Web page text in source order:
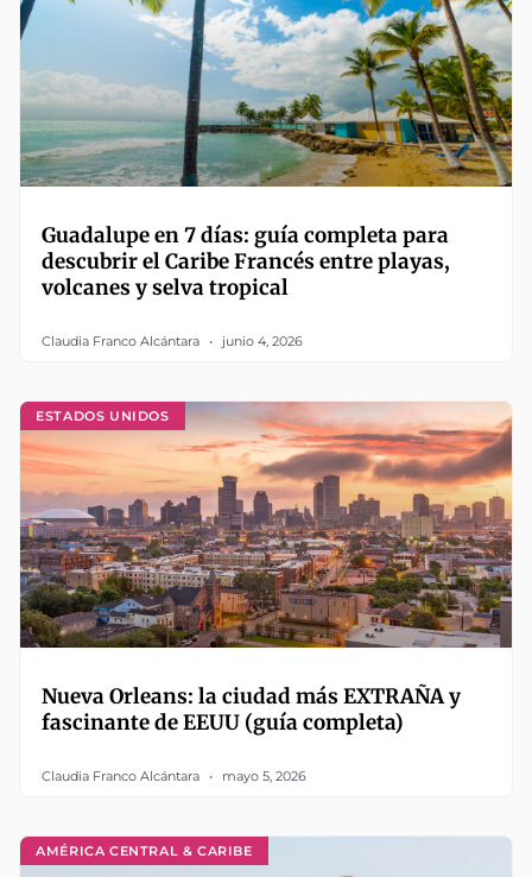
Guadalupe en 7 días: guía completa para
descubrir el Caribe Francés entre playas,
volcanes y selva tropical
Claudia Franco Alcántara junio 4, 2026
ESTADOS UNIDOS
Nueva Orleans: la ciudad más EXTRAÑA y
fascinante de EEUU (guía completa)
Claudia Franco Alcántara mayo 5, 2026
AMÉRICA CENTRAL & CARIBE